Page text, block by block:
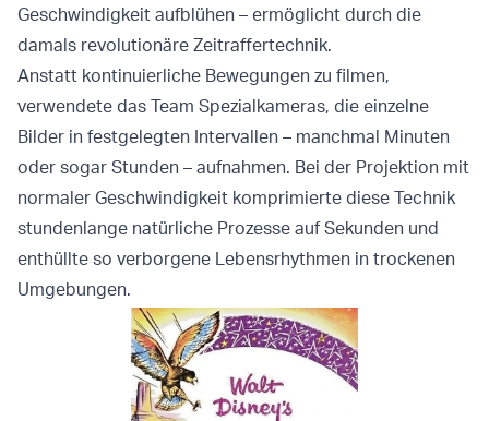
Geschwindigkeit aufblühen – ermöglicht durch die
damals revolutionäre Zeitraffertechnik.
Anstatt kontinuierliche Bewegungen zu filmen,
verwendete das Team Spezialkameras, die einzelne
Bilder in festgelegten Intervallen – manchmal Minuten
oder sogar Stunden – aufnahmen. Bei der Projektion mit
normaler Geschwindigkeit komprimierte diese Technik
stundenlange natürliche Prozesse auf Sekunden und
enthüllte so verborgene Lebensrhythmen in trockenen
Umgebungen.